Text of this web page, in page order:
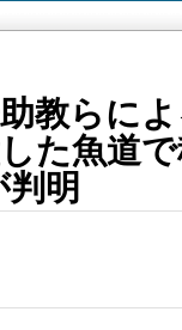
教らに
た魚道
明